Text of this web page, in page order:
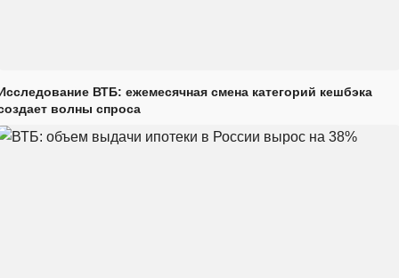
ВТБ: ежемесячная смена категорий кешбэка
волны спроса